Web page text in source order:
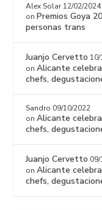
Alex Solar 12/02/2024
onPremios Goya
personas trans
Juanjo Cervetto
onAlicante celebra
chefs,
Sandro 09/10/2022
onAlicante celebra
chefs,
Juanjo Cervetto
onAlicante celebra
chefs,